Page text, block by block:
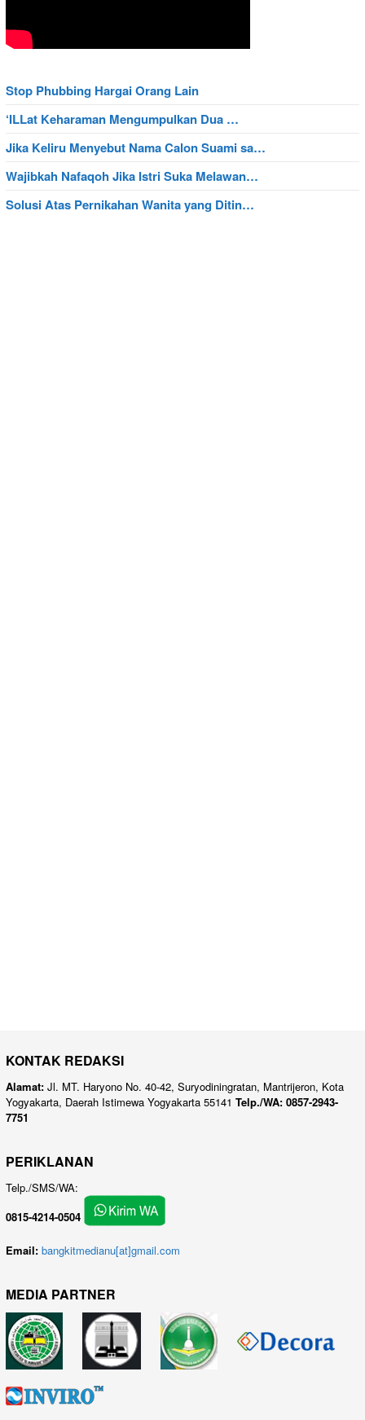
Stop Phubbing Hargai Orang Lain
‘ILLat Keharaman Mengumpulkan Dua …
Jika Keliru Menyebut Nama Calon Suami sa…
Wajibkah Nafaqoh Jika Istri Suka Melawan…
Solusi Atas Pernikahan Wanita yang Ditin…
KONTAK REDAKSI
Alamat: Jl. MT. Haryono No. 40-42, Suryodiningratan, Mantrijeron, Kota
Yogyakarta, Daerah Istimewa Yogyakarta 55141 Telp./WA: 0857-2943-
7751
PERIKLANAN
Telp./SMS/WA:
0815-4214-0504
Email: bangkitmedianu[at]gmail.com
MEDIA PARTNER